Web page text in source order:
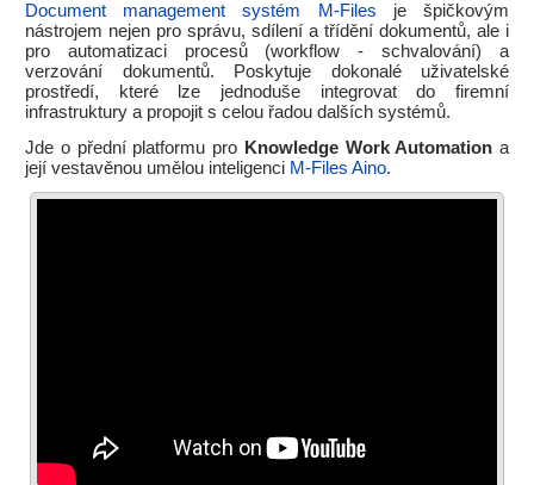
Document management systém M-Files je špičkovým
nástrojem nejen pro správu, sdílení a třídění dokumentů, ale i
pro automatizaci procesů (workflow - schvalování) a
verzování dokumentů. Poskytuje dokonalé uživatelské
prostředí, které lze jednoduše integrovat do firemní
infrastruktury a propojit s celou řadou dalších systémů.
Jde o přední platformu pro Knowledge Work Automation a
její vestavěnou umělou inteligenci M-Files Aino.